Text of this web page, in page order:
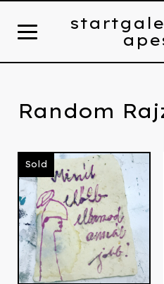
Random
Sold